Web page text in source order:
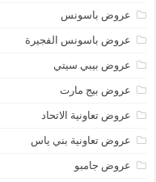
عروض باسونس
عروض باسونس الفجيرة
عروض بيبي سيتي
عروض بيج مارت
عروض تعاونية الاتحاد
عروض تعاونية بني ياس
عروض جامبو